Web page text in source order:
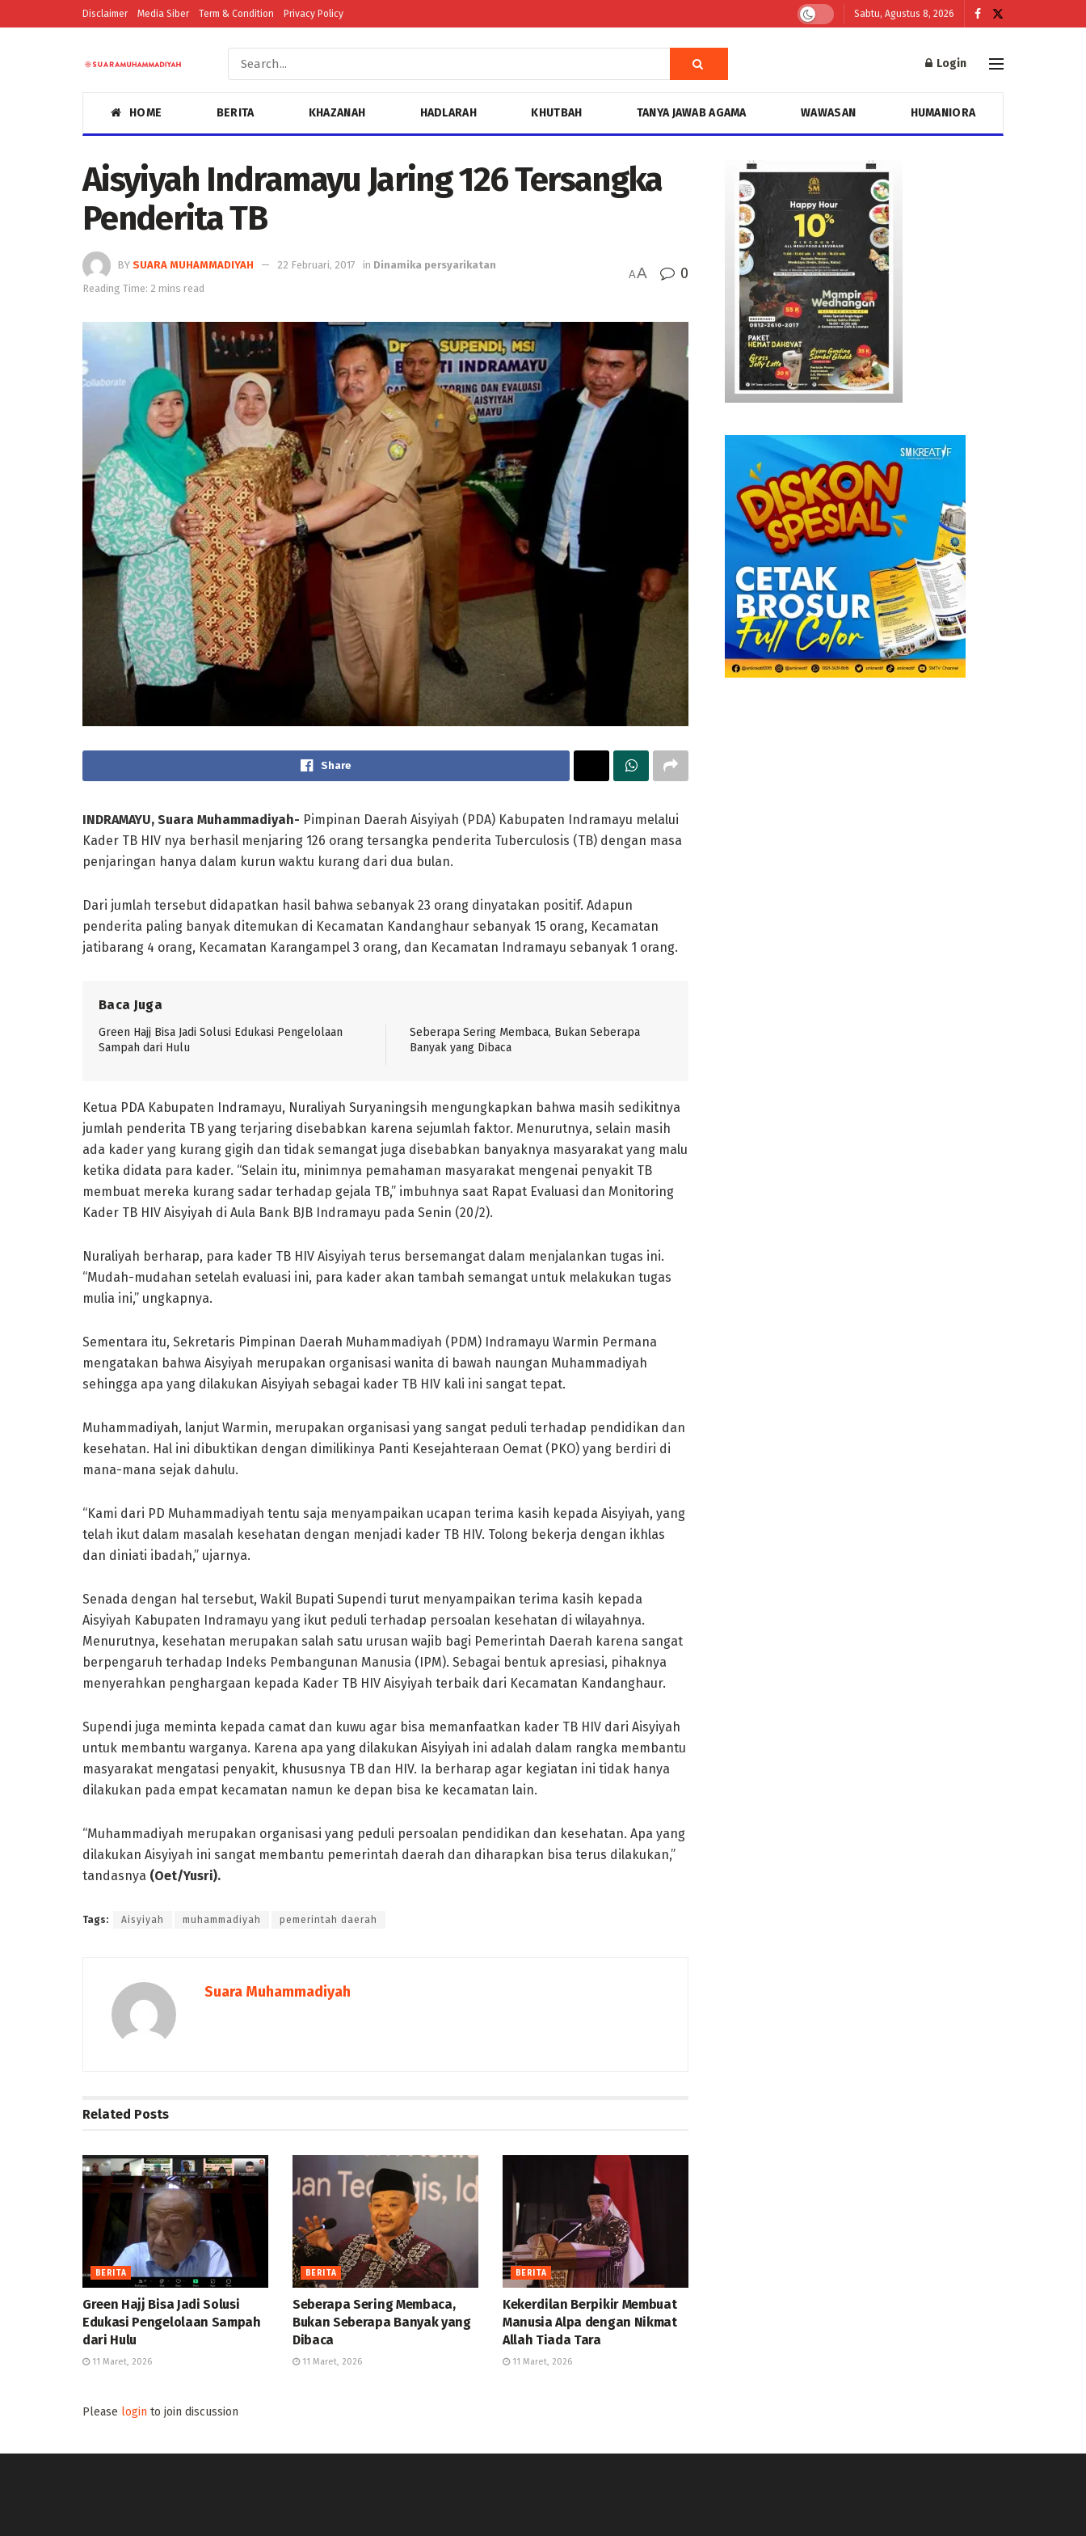
Disclaimer Media Siber Term & Condition Privacy Policy Sabtu, Agustus 8, 2026
Login
HOME BERITA KHAZANAH HADLARAH KHUTBAH TANYA JAWAB AGAMA WAWASAN HUMANIORA
Aisyiyah Indramayu Jaring 126 Tersangka
Penderita TB
BY SUARA MUHAMMADIYAH 22 Februari, 2017 in Dinamika persyarikatan
Reading Time: 2 mins read
AA 0
Share
INDRAMAYU, Suara Muhammadiyah- Pimpinan Daerah Aisyiyah (PDA) Kabupaten Indramayu melalui
Kader TB HIV nya berhasil menjaring 126 orang tersangka penderita Tuberculosis (TB) dengan masa
penjaringan hanya dalam kurun waktu kurang dari dua bulan.
Dari jumlah tersebut didapatkan hasil bahwa sebanyak 23 orang dinyatakan positif. Adapun
penderita paling banyak ditemukan di Kecamatan Kandanghaur sebanyak 15 orang, Kecamatan
jatibarang 4 orang, Kecamatan Karangampel 3 orang, dan Kecamatan Indramayu sebanyak 1 orang.
Baca Juga
Green Hajj Bisa Jadi Solusi Edukasi Pengelolaan
Sampah dari Hulu
Seberapa Sering Membaca, Bukan Seberapa
Banyak yang Dibaca
Ketua PDA Kabupaten Indramayu, Nuraliyah Suryaningsih mengungkapkan bahwa masih sedikitnya
jumlah penderita TB yang terjaring disebabkan karena sejumlah faktor. Menurutnya, selain masih
ada kader yang kurang gigih dan tidak semangat juga disebabkan banyaknya masyarakat yang malu
ketika didata para kader. “Selain itu, minimnya pemahaman masyarakat mengenai penyakit TB
membuat mereka kurang sadar terhadap gejala TB,” imbuhnya saat Rapat Evaluasi dan Monitoring
Kader TB HIV Aisyiyah di Aula Bank BJB Indramayu pada Senin (20/2).
Nuraliyah berharap, para kader TB HIV Aisyiyah terus bersemangat dalam menjalankan tugas ini.
“Mudah-mudahan setelah evaluasi ini, para kader akan tambah semangat untuk melakukan tugas
mulia ini,” ungkapnya.
Sementara itu, Sekretaris Pimpinan Daerah Muhammadiyah (PDM) Indramayu Warmin Permana
mengatakan bahwa Aisyiyah merupakan organisasi wanita di bawah naungan Muhammadiyah
sehingga apa yang dilakukan Aisyiyah sebagai kader TB HIV kali ini sangat tepat.
Muhammadiyah, lanjut Warmin, merupakan organisasi yang sangat peduli terhadap pendidikan dan
kesehatan. Hal ini dibuktikan dengan dimilikinya Panti Kesejahteraan Oemat (PKO) yang berdiri di
mana-mana sejak dahulu.
“Kami dari PD Muhammadiyah tentu saja menyampaikan ucapan terima kasih kepada Aisyiyah, yang
telah ikut dalam masalah kesehatan dengan menjadi kader TB HIV. Tolong bekerja dengan ikhlas
dan diniati ibadah,” ujarnya.
Senada dengan hal tersebut, Wakil Bupati Supendi turut menyampaikan terima kasih kepada
Aisyiyah Kabupaten Indramayu yang ikut peduli terhadap persoalan kesehatan di wilayahnya.
Menurutnya, kesehatan merupakan salah satu urusan wajib bagi Pemerintah Daerah karena sangat
berpengaruh terhadap Indeks Pembangunan Manusia (IPM). Sebagai bentuk apresiasi, pihaknya
menyerahkan penghargaan kepada Kader TB HIV Aisyiyah terbaik dari Kecamatan Kandanghaur.
Supendi juga meminta kepada camat dan kuwu agar bisa memanfaatkan kader TB HIV dari Aisyiyah
untuk membantu warganya. Karena apa yang dilakukan Aisyiyah ini adalah dalam rangka membantu
masyarakat mengatasi penyakit, khususnya TB dan HIV. Ia berharap agar kegiatan ini tidak hanya
dilakukan pada empat kecamatan namun ke depan bisa ke kecamatan lain.
“Muhammadiyah merupakan organisasi yang peduli persoalan pendidikan dan kesehatan. Apa yang
dilakukan Aisyiyah ini sangat membantu pemerintah daerah dan diharapkan bisa terus dilakukan,”
tandasnya (Oet/Yusri).
Tags: Aisyiyah muhammadiyah pemerintah daerah
Suara Muhammadiyah
Related Posts
BERITA
Green Hajj Bisa Jadi Solusi
Edukasi Pengelolaan Sampah
dari Hulu
11 Maret, 2026
BERITA
Seberapa Sering Membaca,
Bukan Seberapa Banyak yang
Dibaca
11 Maret, 2026
BERITA
Kekerdilan Berpikir Membuat
Manusia Alpa dengan Nikmat
Allah Tiada Tara
11 Maret, 2026
Please login to join discussion